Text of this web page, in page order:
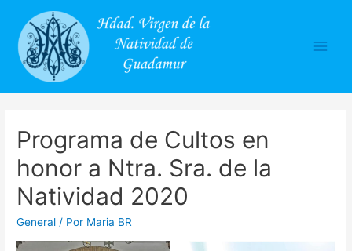
Programa de Cultos en
honor a Ntra. Sra. de la
Natividad 2020
General / Por Maria BR